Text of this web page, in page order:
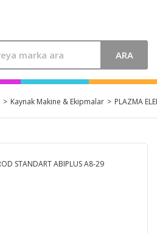
ARA
Kaynak Makine & Ekipmalar PLAZMA